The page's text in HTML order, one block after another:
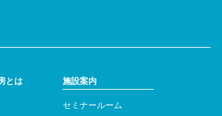
とは 施設案内
セミナールーム